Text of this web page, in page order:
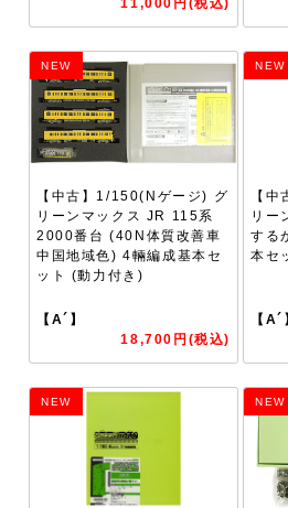
NEW
【中古】1/150(Nゲージ) グ
リーンマックス JR 115系
2000番台 (40N体質改善車
中国地域色) 4輛編成基本セ
ット (動力付き)
【A´】
18,700円(税込)
NEW
【
リー
する
本セ
【A´
NEW NEW